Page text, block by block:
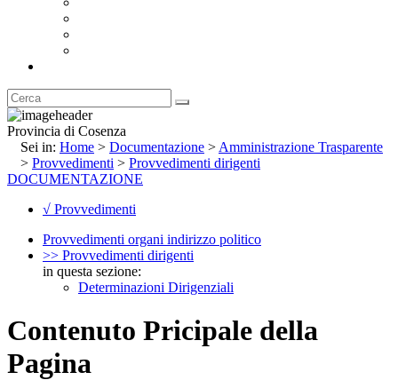
Provincia di Cosenza
Sei in: Home > Documentazione > Amministrazione Trasparente
> Provvedimenti > Provvedimenti dirigenti
DOCUMENTAZIONE
√ Provvedimenti
Provvedimenti organi indirizzo politico
>> Provvedimenti dirigenti
in questa sezione:
Determinazioni Dirigenziali
Contenuto Pricipale della
Pagina